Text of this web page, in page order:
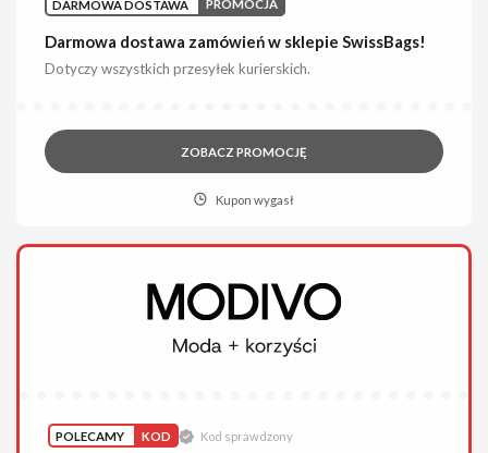
DARMOWA DOSTAWA PROMOCJA
Darmowa dostawa zamówień w sklepie SwissBags!
Dotyczy wszystkich przesyłek kurierskich.
ZOBACZ PROMOCJĘ
Kupon wygasł
POLECAMY KOD Kod sprawdzony